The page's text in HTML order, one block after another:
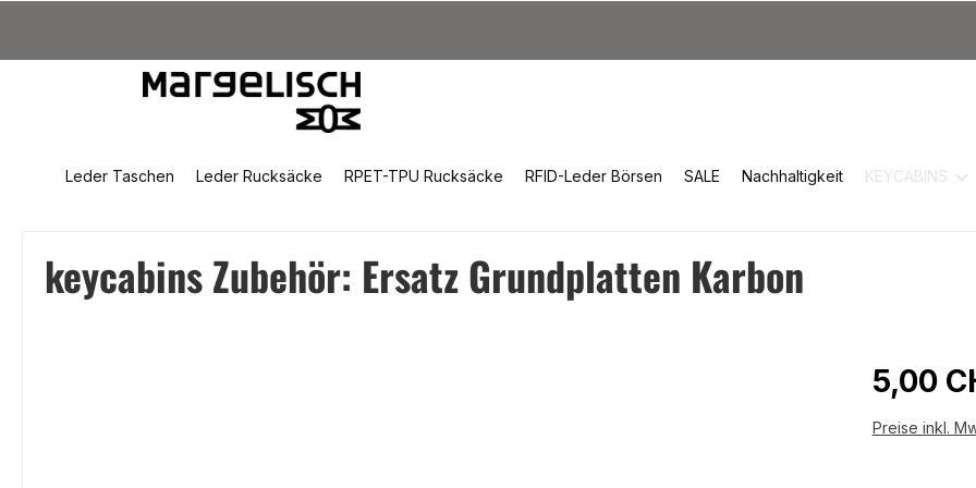
Leder Taschen Leder Rucksäcke RPET-TPU Rucksäcke RFID-Leder Börsen SALE Nachhaltigkeit KEYCABINS
keycabins Zubehör: Ersatz Grundplatten Karbon
5,00
Preise inkl.